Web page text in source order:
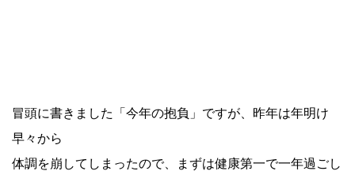
冒頭に書きました「今年の抱負」ですが、昨年は年明け
早々から
体調を崩してしまったので、まずは健康第一で一年過ごし